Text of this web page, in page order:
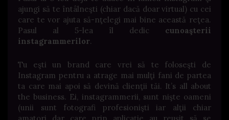
ajungi să te întâlneşti (chiar dacă doar virtual) cu cei
care te vor ajuta să-nţelegi mai bine această reţea.
Pasul al 5-lea îl dedic cunoaşterii
instagrammerilor.
Tu eşti un brand care vrei să te foloseşti de
Instagram pentru a atrage mai mulţi fani de partea
ta care mai apoi să devină clienţii tăi. It’s all about
the business. Ei, instagrammerii, sunt nişte oameni
(unii sunt fotografi profesionişti iar alţii chiar
amatori dar care prin aplicaţie au reuşit să se